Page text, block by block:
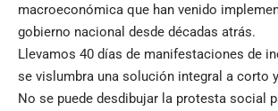
macroeconómica que han venido
gobierno nacional desde décadas atrás.
Llevamos 40 días de manifestaciones de
se vislumbra una solución integral a corto
No se puede desdibujar la protesta social